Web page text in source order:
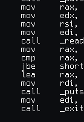
mov     rax,
mov     edx,
mov
mov
call    _read
mov     rax,
cmp     rax,
jbe     short
lea     rax,
mov
call    _puts
mov
call    _exit